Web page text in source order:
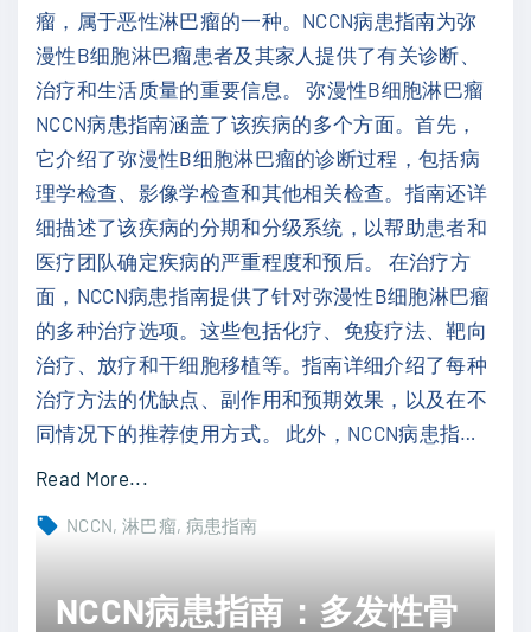
瘤，属于恶性淋巴瘤的一种。NCCN病患指南为弥
漫性B细胞淋巴瘤患者及其家人提供了有关诊断、
治疗和生活质量的重要信息。 弥漫性B细胞淋巴瘤
NCCN病患指南涵盖了该疾病的多个方面。首先，
它介绍了弥漫性B细胞淋巴瘤的诊断过程，包括病
理学检查、影像学检查和其他相关检查。指南还详
细描述了该疾病的分期和分级系统，以帮助患者和
医疗团队确定疾病的严重程度和预后。 在治疗方
面，NCCN病患指南提供了针对弥漫性B细胞淋巴瘤
的多种治疗选项。这些包括化疗、免疫疗法、靶向
治疗、放疗和干细胞移植等。指南详细介绍了每种
治疗方法的优缺点、副作用和预期效果，以及在不
同情况下的推荐使用方式。 此外，NCCN病患指…
Read More...
N
NCCN 淋巴瘤 病患指南
NCCN病患指南：多发性骨